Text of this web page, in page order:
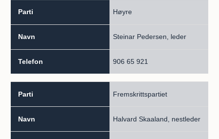
Parti
Navn
Høyre
Steinar Pedersen, leder
906 65 921
Fremskrittspartiet
Halvard Skaaland, nestleder